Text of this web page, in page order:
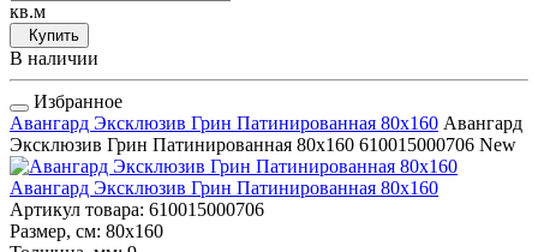
кв.м
Купить
В наличии
Избранное
Авангард Эксклюзив Грин Патинированная 80x160 Авангард
Эксклюзив Грин Патинированная 80x160 610015000706 New
Авангард Эксклюзив Грин Патинированная 80x160
Артикул товара: 610015000706
Размер, см: 80x160